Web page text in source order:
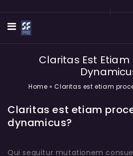
Claritas Est Etiam
Home »Claritas est etiam
Claritas est etiam
dynamicus?
Qui sequitur mutationem